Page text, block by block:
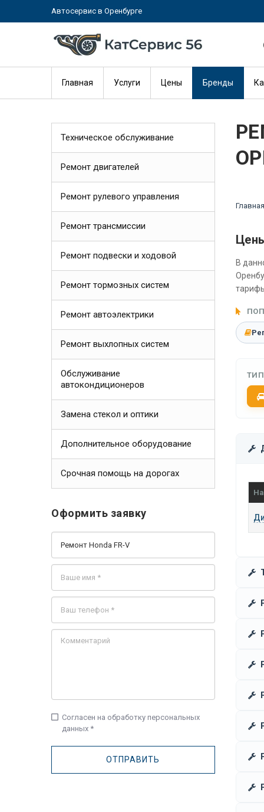
Автосервис в Оренбурге
Главная Услуги Цены Бренды
Главная
В
Техническое обслуживание
Ремонт двигателей
Ремонт рулевого управления
Ремонт трансмиссии
Ремонт подвески и ходовой
Ремонт тормозных систем
Ремонт автоэлектрики
Ремонт выхлопных систем
Обслуживание
автокондиционеров
Замена стекол и оптики
Дополнительное оборудование
Срочная помощь на дорогах
Оформить заявку
check_box_outline_blank Согласен на обработку персональных
данных *